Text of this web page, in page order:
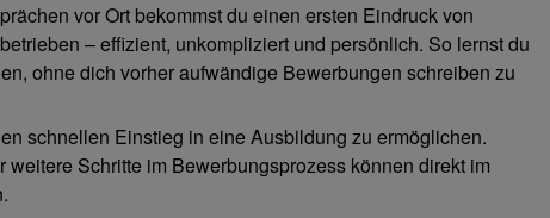
vor Ort bekommst du einen ersten Eindruck von
– effizient, unkompliziert und persönlich. So lernst du
ohne dich vorher aufwändige Bewerbungen schreiben zu
schnellen Einstieg in eine Ausbildung zu ermöglichen.
weitere Schritte im Bewerbungsprozess können direkt im